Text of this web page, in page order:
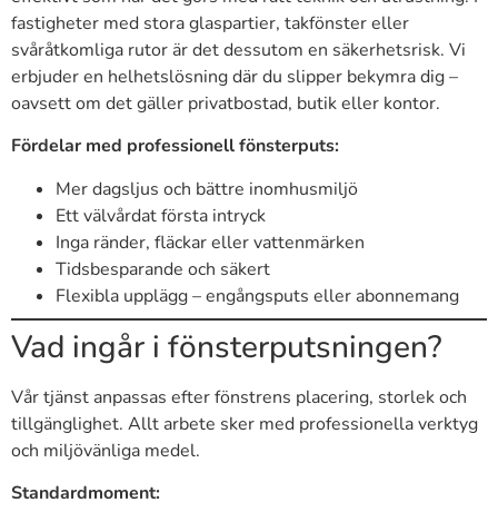
fastigheter med stora glaspartier, takfönster eller
svåråtkomliga rutor är det dessutom en säkerhetsrisk. Vi
erbjuder en helhetslösning där du slipper bekymra dig –
oavsett om det gäller privatbostad, butik eller kontor.
Fördelar med professionell fönsterputs:
Mer dagsljus och bättre inomhusmiljö
Ett välvårdat första intryck
Inga ränder, fläckar eller vattenmärken
Tidsbesparande och säkert
Flexibla upplägg – engångsputs eller abonnemang
Vad ingår i fönsterputsningen?
Vår tjänst anpassas efter fönstrens placering, storlek och
tillgänglighet. Allt arbete sker med professionella verktyg
och miljövänliga medel.
Standardmoment: